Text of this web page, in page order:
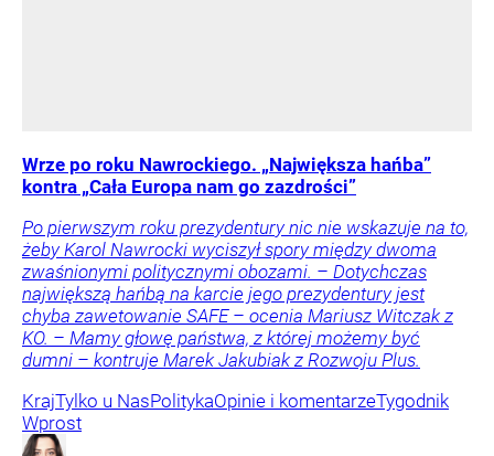
Wrze po roku Nawrockiego. „Największa hańba”
kontra „Cała Europa nam go zazdrości”
Po pierwszym roku prezydentury nic nie wskazuje na to,
żeby Karol Nawrocki wyciszył spory między dwoma
zwaśnionymi politycznymi obozami. – Dotychczas
największą hańbą na karcie jego prezydentury jest
chyba zawetowanie SAFE – ocenia Mariusz Witczak z
KO. – Mamy głowę państwa, z której możemy być
dumni – kontruje Marek Jakubiak z Rozwoju Plus.
KrajTylko u NasPolitykaOpinie i komentarzeTygodnik
Wprost